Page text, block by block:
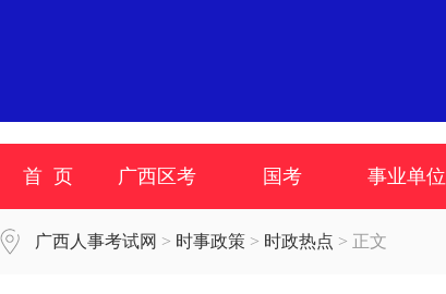
首 页 广西区考 国考 事业单位
广西人事考试网 > 时事政策 > 时政热点 > 正文